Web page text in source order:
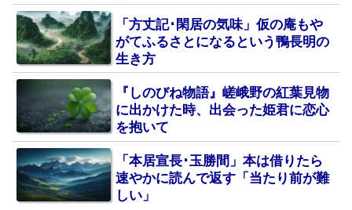
「方丈記･閑居の気味」仮の庵もや
がてふるさとになるという鴨長明の
生き方
『しのびね物語』嵯峨野の紅葉見物
に出かけた時、出会った姫君に恋心
を抱いて
「本居宣長･玉勝間」本は借りたら
速やかに読んで返す「当たり前が難
しい」